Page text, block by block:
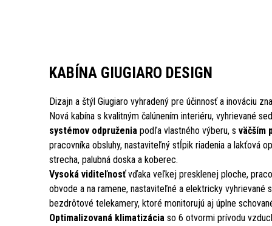
KABÍNA GIUGIARO DESIGN
Dizajn a štýl Giugiaro vyhradený pre účinnosť a inováciu
Nová kabína s kvalitným čalúnením interiéru, vyhrievané
systémov odpruženiapodľa vlastného výberu, s väčším
pracovníka obsluhy, nastaviteľný stĺpik riadenia a lakťová
strecha, palubná doska a koberec.
Vysoká viditeľnosťvďaka veľkej presklenej ploche,
obvode a na ramene, nastaviteľné a elektricky vyhrievané
bezdrôtové telekamery, ktoré monitorujú aj úplne
Optimalizovaná klimatizáciaso 6 otvormi prívodu